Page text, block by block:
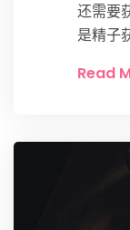
还需要
是精子
Read